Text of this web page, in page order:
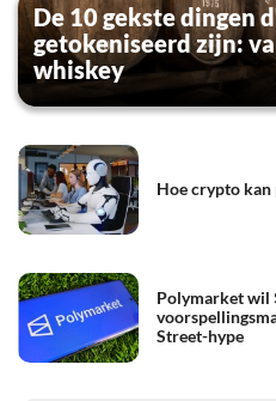
De 10 gekste dingen
getokeniseerd zijn:
whiskey
Hoe crypto
Polymarket wil
Street-hype